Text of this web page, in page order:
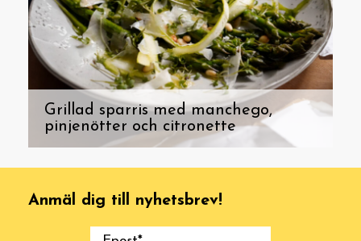
Grillad sparris med manchego,
pinjenötter och citronette
Anmäl dig till nyhetsbrev!